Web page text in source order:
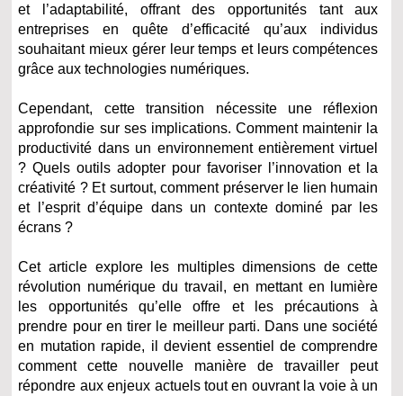
et l’adaptabilité, offrant des opportunités tant aux
entreprises en quête d’efficacité qu’aux individus
souhaitant mieux gérer leur temps et leurs compétences
grâce aux technologies numériques.
Cependant, cette transition nécessite une réflexion
approfondie sur ses implications. Comment maintenir la
productivité dans un environnement entièrement virtuel
? Quels outils adopter pour favoriser l’innovation et la
créativité ? Et surtout, comment préserver le lien humain
et l’esprit d’équipe dans un contexte dominé par les
écrans ?
Cet article explore les multiples dimensions de cette
révolution numérique du travail, en mettant en lumière
les opportunités qu’elle offre et les précautions à
prendre pour en tirer le meilleur parti. Dans une société
en mutation rapide, il devient essentiel de comprendre
comment cette nouvelle manière de travailler peut
répondre aux enjeux actuels tout en ouvrant la voie à un